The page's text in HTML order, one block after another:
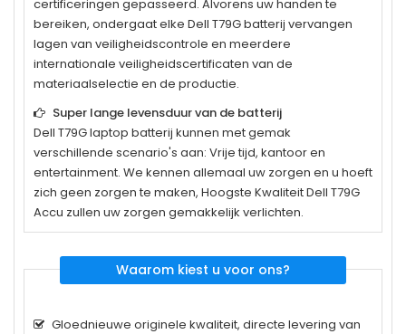
certificeringen gepasseerd. Alvorens uw handen te
bereiken, ondergaat elke Dell T79Gbatterij vervangen
lagen van veiligheidscontrole en meerdere
internationale veiligheidscertificaten van de
materiaalselectie en de productie.
Super lange levensduur van de batterij
Dell T79Glaptop batterij kunnen met gemak
verschillende scenario's aan: Vrije tijd, kantoor en
entertainment. We kennen allemaal uw zorgen en u hoeft
zich geen zorgen te maken, Hoogste Kwaliteit Dell T79G
Accu zullen uw zorgen gemakkelijk verlichten.
Waarom kiest u voor ons?
Gloednieuwe originele kwaliteit, directe levering van